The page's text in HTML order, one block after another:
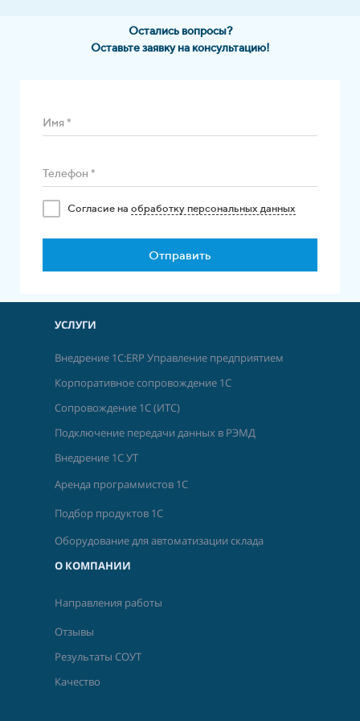
Остались вопросы?
Оставьте заявку на консультацию!
Имя *
Телефон *
Cогласие на обработку персональных данных
Отправить
УСЛУГИ
Внедрение 1С:ERP Управление предприятием
Корпоративное сопровождение 1С
Сопровождение 1С (ИТС)
Подключение передачи данных в РЭМД
Внедрение 1С УТ
Аренда программистов 1С
Подбор продуктов 1С
Оборудование для автоматизации склада
О КОМПАНИИ
Направления работы
Отзывы
Результаты СОУТ
Качество